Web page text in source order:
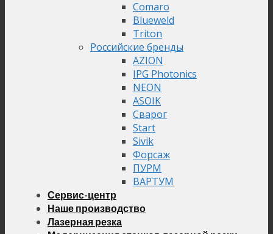
Comaro
Blueweld
Triton
Российские бренды
AZION
IPG Photonics
NEON
ASOIK
Сварог
Start
Sivik
Форсаж
ПУРМ
ВАРТУМ
Сервис-центр
Наше производство
Лазерная резка